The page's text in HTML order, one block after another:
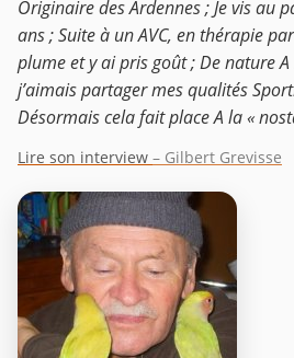
Originaire des Ardennes ; Je vis au
ans ; Suite à un AVC, en thérapie
plume et y ai pris goût ; De nature A
j’aimais partager mes qualités
Désormais cela fait place A la «
Lire son interview – Gilbert Grevisse